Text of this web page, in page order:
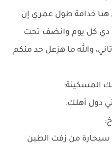
خدامة طول عمري إن
دي كل يوم وانضف تحت
والله ما هزعل حد منكم
المسكينة:
دول أهلك.
سيجارة من زفت الطين